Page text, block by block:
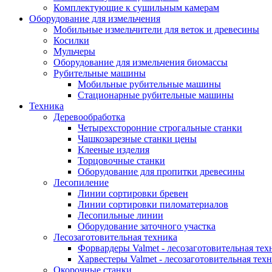
Комплектующие к сушильным камерам
Оборудование для измельчения
Мобильные измельчители для веток и древесины
Косилки
Мульчеры
Оборудование для измельчения биомассы
Рубительные машины
Мобильные рубительные машины
Стационарные рубительные машины
Техника
Деревообработка
Четырехсторонние строгальные станки
Чашкозарезные станки цены
Клееные изделия
Торцовочные станки
Оборудование для пропитки древесины
Лесопиление
Линии сортировки бревен
Линии сортировки пиломатериалов
Лесопильные линии
Оборудование заточного участка
Лесозаготовительная техника
Форвардеры Valmet - лесозаготовительная
Харвестеры Valmet - лесозаготовительная
Окорочные станки